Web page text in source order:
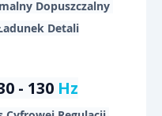
Dopuszczalny
Detali
- 130 Hz